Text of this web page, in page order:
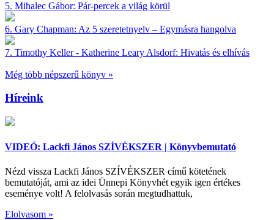
5. Mihalec Gábor: Pár-percek a világ körül
6. Gary Chapman: Az 5 szeretetnyelv – Egymásra hangolva
7. Timothy Keller - Katherine Leary Alsdorf: Hivatás és elhívás
Még több népszerű könyv »
Híreink
VIDEÓ: Lackfi János SZÍVÉKSZER | Könyvbemutató
Nézd vissza Lackfi János SZÍVÉKSZER című kötetének
bemutatóját, ami az idei Ünnepi Könyvhét egyik igen értékes
eseménye volt! A felolvasás során megtudhattuk,
Elolvasom »